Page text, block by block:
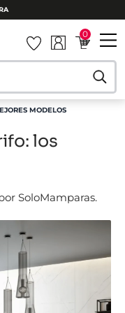
0
MODELOS
los
SoloMamparas.